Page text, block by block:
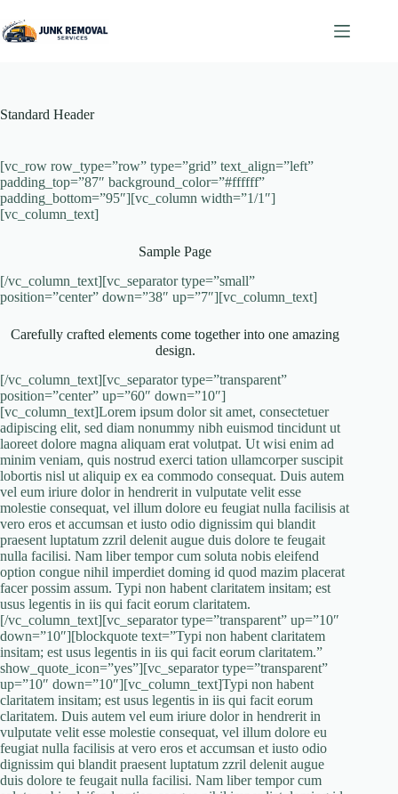
to
content
Standard Header
[vc_row row_type=”row” type=”grid” text_align=”left”
padding_top=”87″ background_color=”#ffffff”
padding_bottom=”95″][vc_column width=”1/1″]
[vc_column_text]
Sample Page
[/vc_column_text][vc_separator type=”small”
position=”center” down=”38″ up=”7″][vc_column_text]
Carefully crafted elements come together into one amazing
design.
[/vc_column_text][vc_separator type=”transparent”
position=”center” up=”60″ down=”10″]
[vc_column_text]Lorem ipsum dolor sit amet, consectetuer
adipiscing elit, sed diam nonummy nibh euismod tincidunt ut
laoreet dolore magna aliquam erat volutpat. Ut wisi enim ad
minim veniam, quis nostrud exerci tation ullamcorper suscipit
lobortis nisl ut aliquip ex ea commodo consequat. Duis autem
vel eum iriure dolor in hendrerit in vulputate velit esse
molestie consequat, vel illum dolore eu feugiat nulla facilisis at
vero eros et accumsan et iusto odio dignissim qui blandit
praesent luptatum zzril delenit augue duis dolore te feugait
nulla facilisi. Nam liber tempor cum soluta nobis eleifend
option congue nihil imperdiet doming id quod mazim placerat
facer possim assum. Typi non habent claritatem insitam; est
usus legentis in iis qui facit eorum claritatem.
[/vc_column_text][vc_separator type=”transparent” up=”10″
down=”10″][blockquote text=”Typi non habent claritatem
insitam; est usus legentis in iis qui facit eorum claritatem.”
show_quote_icon=”yes”][vc_separator type=”transparent”
up=”10″ down=”10″][vc_column_text]Typi non habent
claritatem insitam; est usus legentis in iis qui facit eorum
claritatem. Duis autem vel eum iriure dolor in hendrerit in
vulputate velit esse molestie consequat, vel illum dolore eu
feugiat nulla facilisis at vero eros et accumsan et iusto odio
dignissim qui blandit praesent luptatum zzril delenit augue
duis dolore te feugait nulla facilisi. Nam liber tempor cum